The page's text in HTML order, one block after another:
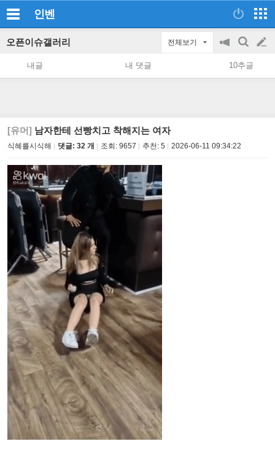
인벤
오픈이슈갤러리 전체보기
공
지
on/off
검
색
글
쓰
내글 내 댓글 10추글
[유머] 남자한테 선빵치고 착해지는 여자
식혜를시식해 댓글: 32 개 조회: 9657 추천: 5 2026-06-11 09:34:22